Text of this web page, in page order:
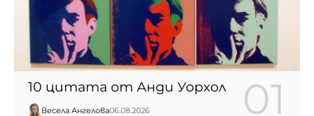
10 цитата от Анди Уорхол
Весела Ангелова06.08.2026